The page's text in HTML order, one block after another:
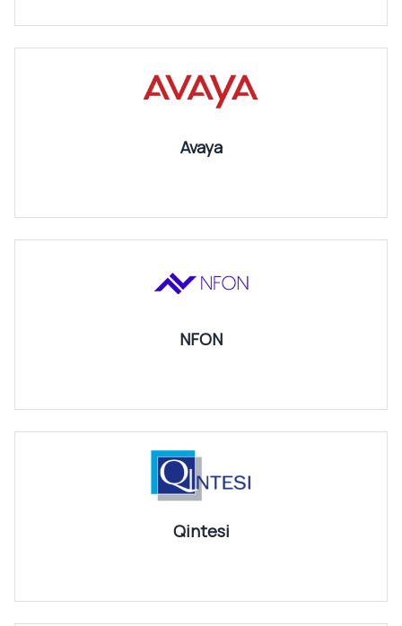
Avaya
NFON
Qintesi